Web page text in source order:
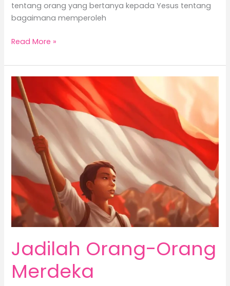
tentang orang yang bertanya kepada Yesus tentang
bagaimana memperoleh
Read More »
Jadilah Orang-Orang
Merdeka
Jadilah
Orang-
Orang
Merdeka